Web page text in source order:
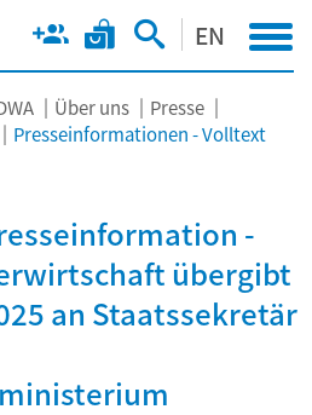
EN
Über uns
Presse
Presseinformationen - Volltext
-
übergibt
an Staatssekretär